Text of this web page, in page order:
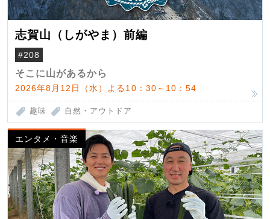
志賀山（しがやま）前編
#208
そこに山があるから
2026年8月12日（水）よる10：30～10：54
趣味 自然・アウトドア
エンタメ・音楽